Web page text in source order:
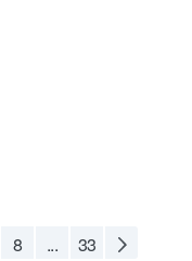
8 ... 33